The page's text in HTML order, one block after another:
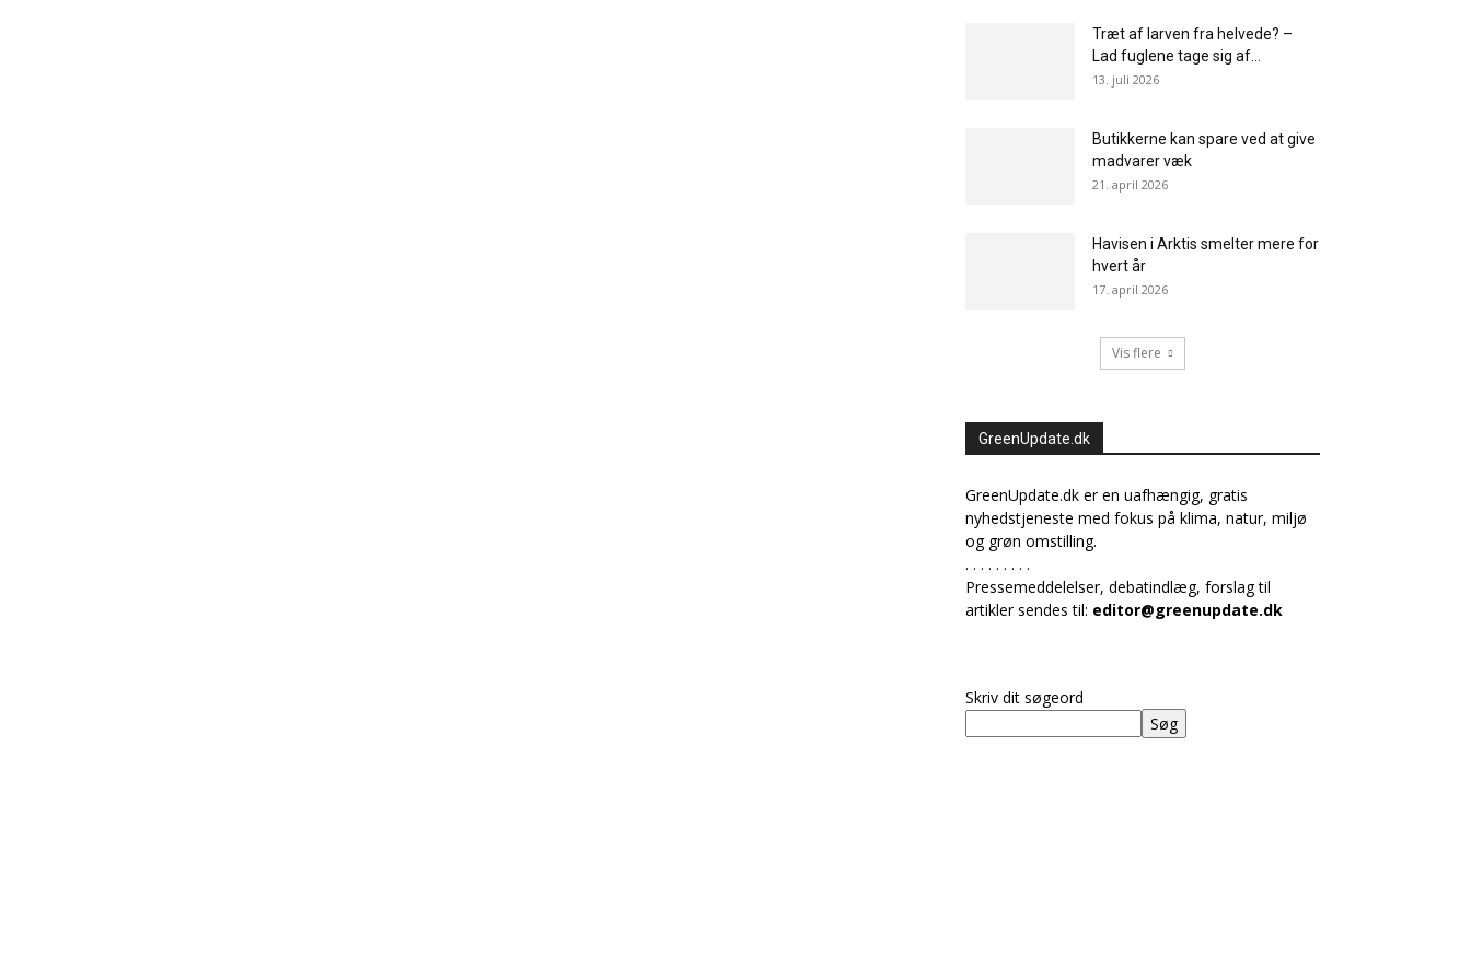
Træt af larven fra helvede? –
Lad fuglene tage sig af...
13. juli 2026
Butikkerne kan spare ved at give
madvarer væk
21. april 2026
Havisen i Arktis smelter mere for
hvert år
17. april 2026
Vis flere
GreenUpdate.dk
GreenUpdate.dk er en uafhængig, gratis
nyhedstjeneste med fokus på klima, natur, miljø
og grøn omstilling.
. . . . . . . . .
Pressemeddelelser, debatindlæg, forslag til
artikler sendes til: editor@greenupdate.dk
Skriv dit søgeord
Søg